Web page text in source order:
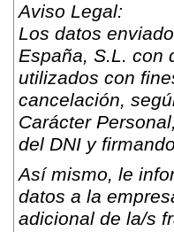
Aviso Legal:
Los datos
España, S.L. con
utilizados con
cancelación,
Carácter
del DNI y
Así mismo, le
datos a la
adicional de la/s